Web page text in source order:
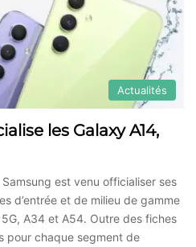
Actualités
les Galaxy A14,
est venu officialiser ses
d’entrée et de milieu de gamme
5G, A34 et A54. Outre des fiches
pour chaque segment de